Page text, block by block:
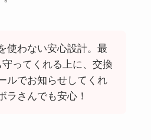
使わない安心設計。最
ってくれる上に、交換
ルでお知らせしてくれ
ラさんでも安心！